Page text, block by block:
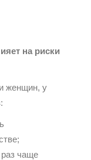
на риски
женщин, у
чаще